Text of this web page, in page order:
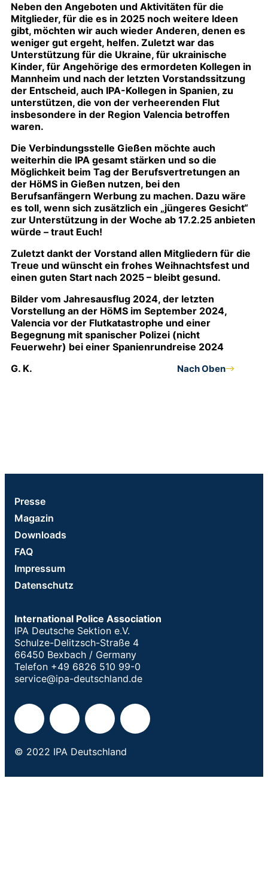
Neben den Angeboten und Aktivitäten für die
Mitglieder, für die es in 2025 noch weitere Ideen
gibt, möchten wir auch wieder Anderen, denen es
weniger gut ergeht, helfen. Zuletzt war das
Unterstützung für die Ukraine, für ukrainische
Kinder, für Angehörige des ermordeten Kollegen in
Mannheim und nach der letzten Vorstandssitzung
der Entscheid, auch IPA-Kollegen in Spanien, zu
unterstützen, die von der verheerenden Flut
insbesondere in der Region Valencia betroffen
waren.
Die Verbindungsstelle Gießen möchte auch
weiterhin die IPA gesamt stärken und so die
Möglichkeit beim Tag der Berufsvertretungen an
der HöMS in Gießen nutzen, bei den
Berufsanfängern Werbung zu machen. Dazu wäre
es toll, wenn sich zusätzlich ein „jüngeres Gesicht“
zur Unterstützung in der Woche ab 17.2.25 anbieten
würde – traut Euch!
Zuletzt dankt der Vorstand allen Mitgliedern für die
Treue und wünscht ein frohes Weihnachtsfest und
einen guten Start nach 2025 – bleibt gesund.
Bilder vom Jahresausflug 2024, der letzten
Vorstellung an der HöMS im September 2024,
Valencia vor der Flutkatastrophe und einer
Begegnung mit spanischer Polizei (nicht
Feuerwehr) bei einer Spanienrundreise 2024
G. K.
Nach Oben
Presse
Magazin
Downloads
FAQ
Impressum
Datenschutz
International Police Association
IPA Deutsche Sektion e.V.
Schulze-Delitzsch-Straße 4
66450 Bexbach / Germany
Telefon +49 6826 510 99-0
service@ipa-deutschland.de
© 2022 IPA Deutschland